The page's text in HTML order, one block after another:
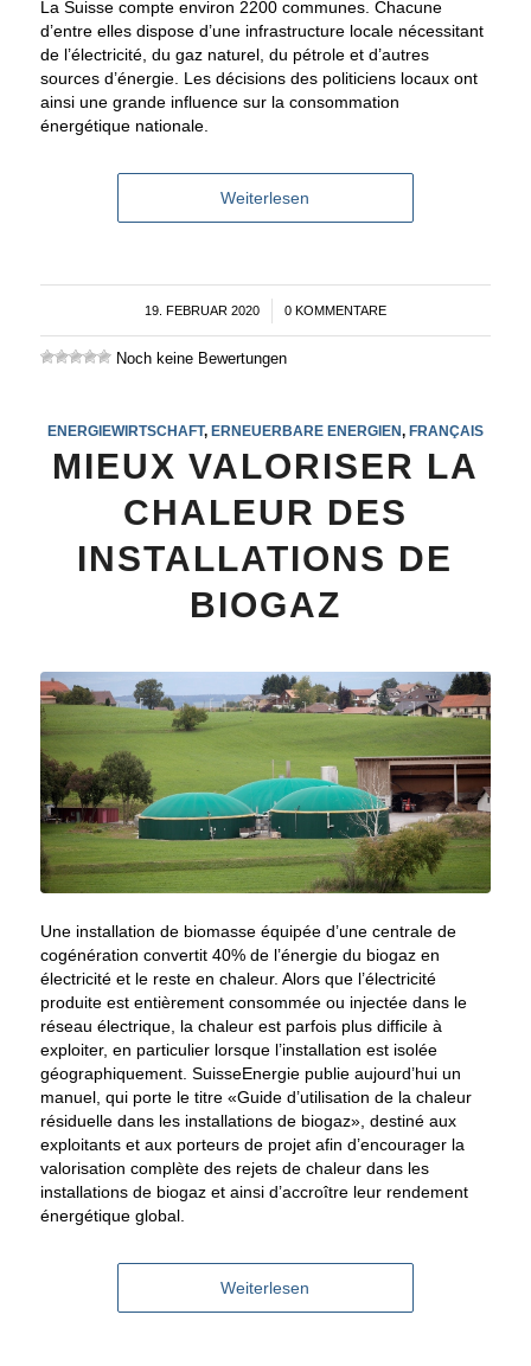
La Suisse compte environ 2200 communes. Chacune
d’entre elles dispose d’une infrastructure locale nécessitant
de l’électricité, du gaz naturel, du pétrole et d’autres
sources d’énergie. Les décisions des politiciens locaux ont
ainsi une grande influence sur la consommation
énergétique nationale.
Weiterlesen
19. FEBRUAR 2020
/ 0 KOMMENTARE
Noch keine Bewertungen
ENERGIEWIRTSCHAFT, ERNEUERBARE ENERGIEN, FRANÇAIS
MIEUX VALORISER LA
CHALEUR DES
INSTALLATIONS DE
BIOGAZ
Une installation de biomasse équipée d’une centrale de
cogénération convertit 40% de l’énergie du biogaz en
électricité et le reste en chaleur. Alors que l’électricité
produite est entièrement consommée ou injectée dans le
réseau électrique, la chaleur est parfois plus difficile à
exploiter, en particulier lorsque l’installation est isolée
géographiquement. SuisseEnergie publie aujourd’hui un
manuel, qui porte le titre «Guide d’utilisation de la chaleur
résiduelle dans les installations de biogaz», destiné aux
exploitants et aux porteurs de projet afin d’encourager la
valorisation complète des rejets de chaleur dans les
installations de biogaz et ainsi d’accroître leur rendement
énergétique global.
Weiterlesen